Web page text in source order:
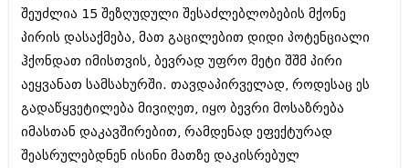
დეკემბერი 2016 (207)
ნოემბერი 2016 (207)
ოქტომბერი 2016 (257)
სექტემბერი 2016 (224)
აგვისტო 2016 (258)
ივლისი 2016 (211)
ივნისი 2016 (221)
მაისი 2016 (261)
აპრილი 2016 (215)
შეუძლია 15 შეზღუდული შესაძლებლობების მქონე
პირის დასაქმება, მათ გაცილებით დიდი პოტენციალი
ჰქონდათ იმისთვის, ბევრად უფრო მეტი შშმ პირი
აეყვანათ სამსახურში. თავდაპირველად, როდესაც ეს
გადაწყვეტილება მივიღეთ, იყო ბევრი მოსაზრება
იმასთან დაკავშირებით, რამდენად ეფექტურად
შეასრულებდნენ ისინი მათზე დაკისრებულ